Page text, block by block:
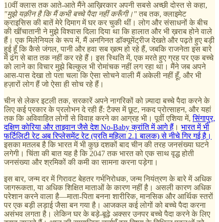
10वीं क्लास तक आते-आते मैंने आख़िरकार अपनी सबसे अच्छी दोस्त से कहा,
"मुझे यक़ीन है कि मैं कभी बच्चे पैदा नहीं करूँगी।" तब तक, क्लाइमेट
क्राइसिस की बातें मेरे दिमाग में घर कर चुकी थीं। लोग और संसाधनों के बीच
की खींचातानी ने मुझे विश्वास दिला दिया था कि हालात और भी ख़राब होने वाले
हैं। एक मिलेनियल के रूप में, मैं अनगिनत डॉक्यूमेंट्रीज देखते और पढ़ते हुए बड़ी
हुई हूँ कि कैसे जंगल, पानी और हवा सब ख़त्म हो रहे हैं, जबकि राजनेता इस बारे
में ढंग से बात तक नहीं कर रहे हैं। इस स्थिति में, एक मरते हुए ग्रह पर एक बच्चे
को लाने का विचार मुझे बिल्कुल भी रोमांचक नहीं लग रहा था। मैंने जब अपने
आस-पास देखा तो पता चला कि ऐसा सोचने वाली मैं अकेली नहीं हूँ, और भी
हज़ारों लोग हैं जो ऐसा ही सोच रहे हैं।
चीन से लेकर इटली तक, सरकारें अपने नागरिकों को ज़्यादा बच्चे पैदा करने के
लिए कई प्रकार के प्रलोभन दे रही हैं: टैक्स में छूट, नकद प्रोत्साहन, और यहां
तक ​​कि अविवाहित लोगों से विवाह करने का आग्रह भी। पूर्वी एशिया में,सिंगापुर,
दक्षिण कोरिया और ताइवान जैसे देश No-Baby क्रांति में आगे हैं । भारत में भी
फर्टिलिटी रेट अब रिप्लेसमेंट रेट (प्रति महिला 2.1 बालक) से नीचे गिर गई है।
इसका मतलब है कि भारत में भी कुछ दशकों बाद चीन की तरह जनसंख्या घटने
लगेगी। चिंता की बात यह है कि 2047 तक भारत को एक साथ वृद्ध होती
जनसंख्या और श्रमिकों की कमी का सामना करना पड़ेगा।
इस बार, जन्म दर में गिरावट बेहतर गर्भनिरोधक, जन्म नियंत्रण के बारे में अधिक
जागरूकता, या अधिक शिक्षित माताओं के कारण नहीं है। असली कारण अधिक
परेशान करने वाला है—माता-पिता बनना शारीरिक, मानसिक और आर्थिक स्तरों
पर एक बड़ी लड़ाई जैसा बन गया है। आजकल कई लोगों को बच्चे पैदा करना
असंभव लगता है। लेकिन घर के बड़े-बूढ़े अक्सर उनपर बच्चे पैदा करने के लिए